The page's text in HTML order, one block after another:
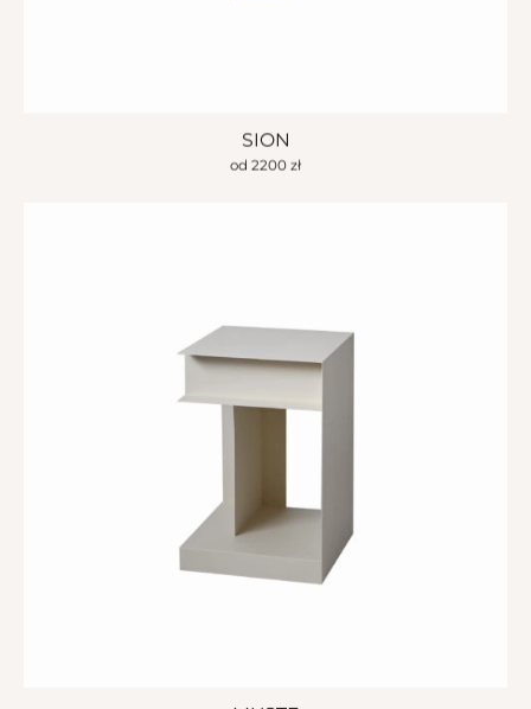
SION
od 2200 zł